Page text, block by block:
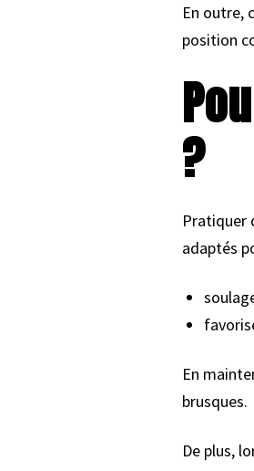
En outre,
position
?
Pratiquer
adaptés
En
brusques.
De plus,